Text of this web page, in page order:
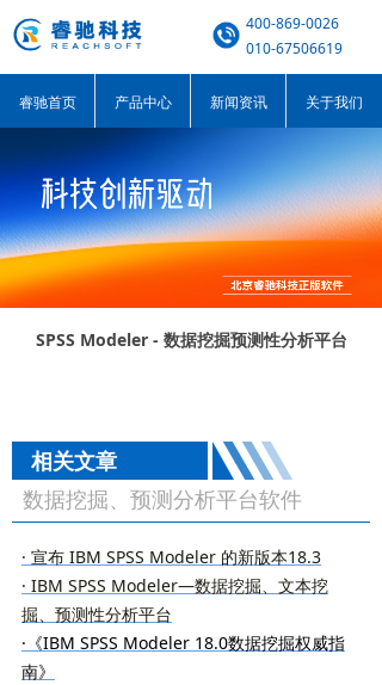
400-869-0026
010-67506619
睿驰首页 产品中心 新闻资讯 关于我们
SPSS Modeler - 数据挖掘预测性分析平台
相关文章
数据挖掘、预测分析平台软件
· 宣布 IBM SPSS Modeler 的新版本18.3
· IBM SPSS Modeler—数据挖掘、文本挖
掘、预测性分析平台
·《IBM SPSS Modeler 18.0数据挖掘权威指
南》